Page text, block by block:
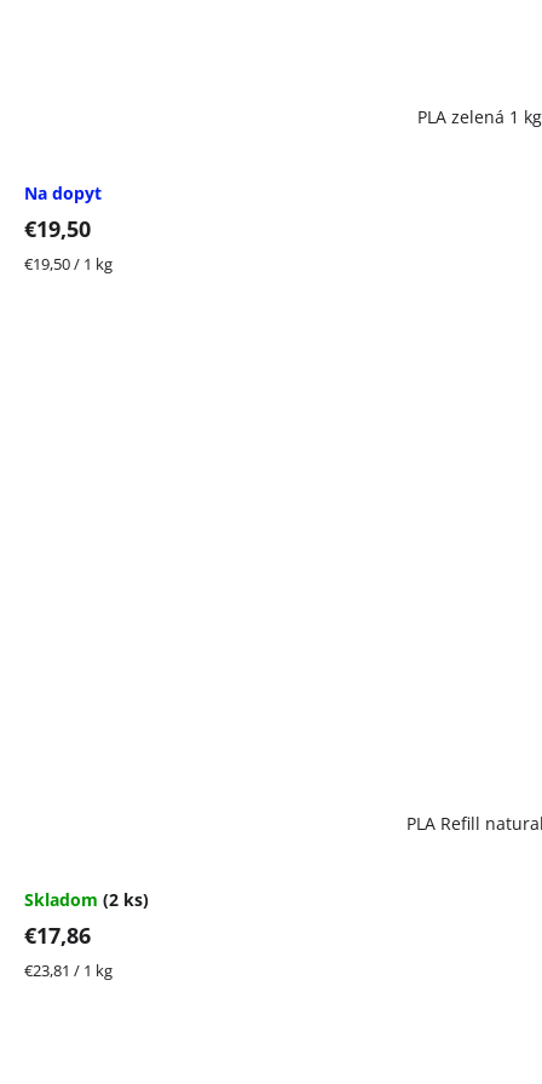
PLA zelená 1
Na dopyt
€19,50
Jednotková
€19,50 / 1 kg
PLA Refill
Skladom (2 ks)
€17,86
Jednotková
€23,81 / 1 kg